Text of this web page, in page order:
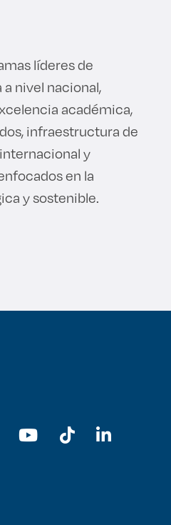
líderes de
nivel nacional,
académica,
infraestructura de
y
en la
y sostenible.